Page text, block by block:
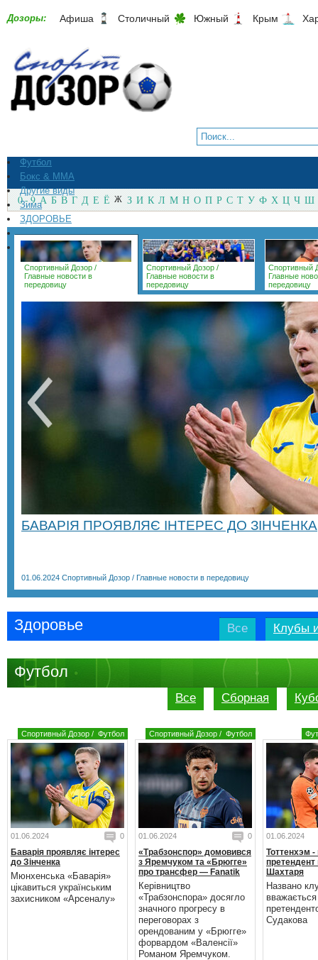
Дозоры: Афиша Столичный Южный Крым
Футбол
Бокс & ММА
Другие виды
Зима
ЗДОРОВЬЕ
СпортМагазины
Архив
0 - 9 А Б В Г Д Е Ё Ж З И К Л М Н О П Р С Т У Ф Х Ц Ч Ш
Спортивный Дозор /
Главные новости в
передовицу
Спортивный Дозор /
Главные новости в
передовицу
Спортивный
Главные
передовицу
БАВАРІЯ ПРОЯВЛЯЄ ІНТЕРЕС ДО ЗІНЧЕНКА
01.06.2024 Спортивный Дозор / Главные новости в передовицу
Здоровье Все Клубы
Футбол
Все Сборная
Спортивный Дозор / Футбол
01.06.2024 0
Баварія проявляє інтерес
до Зінченка
Мюнхенська «Баварія»
цікавиться українським
захисником «Арсеналу»
Спортивный Дозор / Футбол
01.06.2024 0
«Трабзонспор» домовився
з Яремчуком та «Брюгге»
про трансфер — Fanatik
Керівництво
«Трабзонспора» досягло
значного прогресу в
переговорах з
орендованим у «Брюгге»
форвардом «Валенсії»
Романом Яремчуком.
01.06.2024
Тоттенхэм -
претендент
Шахтаря
Названо
Судакова